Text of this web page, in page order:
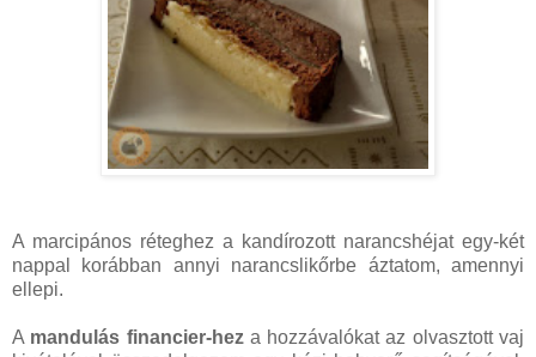
A marcipános réteghez a kandírozott narancshéjat egy-két
nappal korábban annyi narancslikőrbe áztatom, amennyi
ellepi.
A mandulás financier-heza hozzávalókat az olvasztott vaj